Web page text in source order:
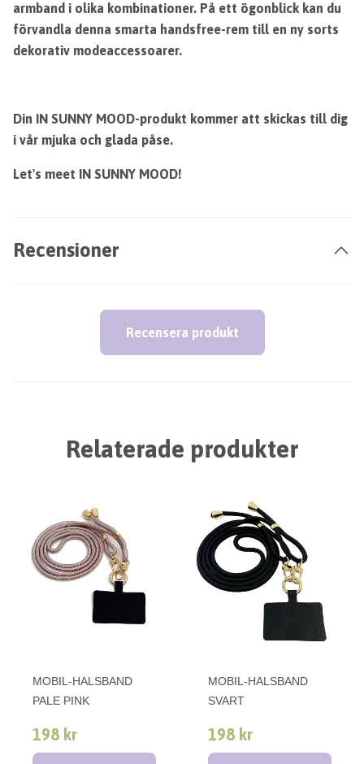
armband i olika kombinationer. På ett ögonblick kan du
förvandla denna smarta handsfree-rem till en ny sorts
dekorativ modeaccessoarer.
Din IN SUNNY MOOD-produkt kommer att skickas till dig
i vår mjuka och glada påse.
Let's meet IN SUNNY MOOD!
Recensioner
Recensera produkt
Relaterade produkter
MOBIL-HALSBAND
PALE PINK
198 kr
MOBIL-HALSBAND
SVART
198 kr